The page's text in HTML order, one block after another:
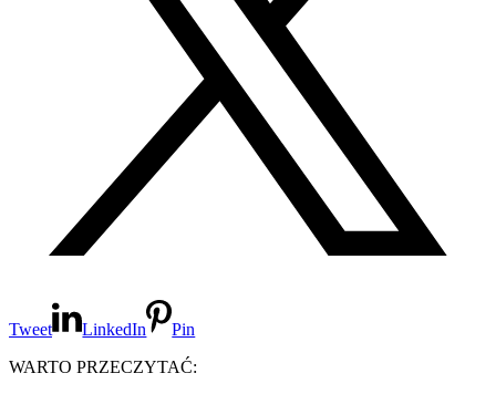
Tweet LinkedIn
Pin
WARTO PRZECZYTAĆ: